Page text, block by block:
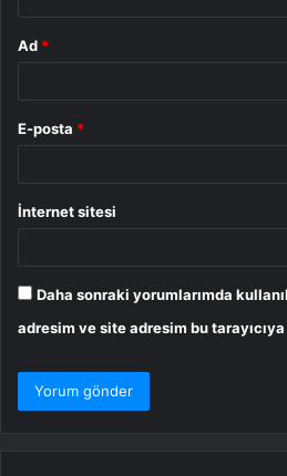
Ad *
E-posta *
İnternet sitesi
Daha sonraki yorumlarımda
adresim ve site adresim bu